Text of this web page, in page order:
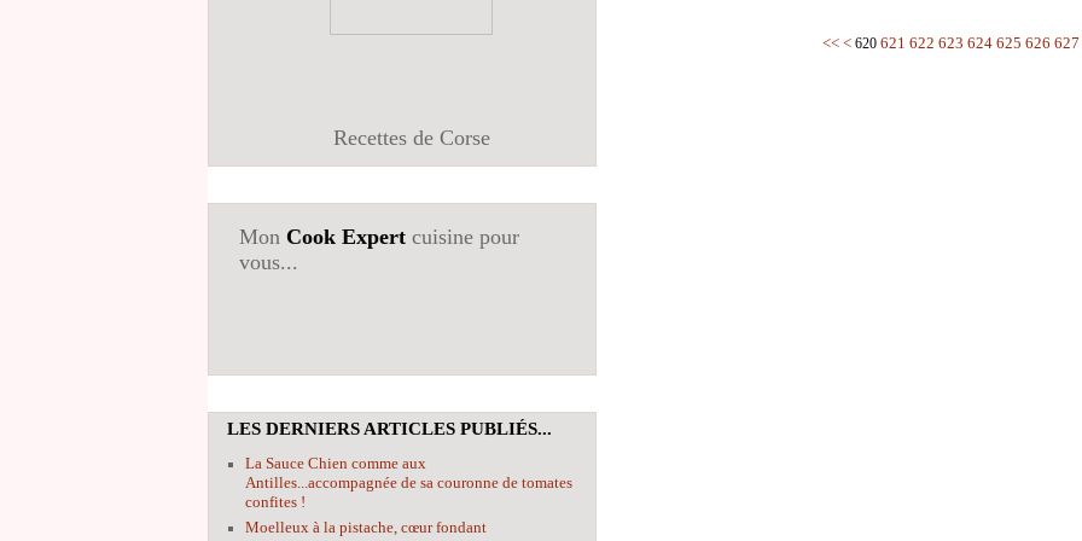
Recettes de Corse
Mon Cook Expert cuisine pour
vous...
LES DERNIERS ARTICLES PUBLIÉS...
La Sauce Chien comme aux
Antilles...accompagnée de sa couronne de tomates
confites !
Moelleux à la pistache, cœur fondant
<< < 600
610
620 621 622 623 624 625 626 627